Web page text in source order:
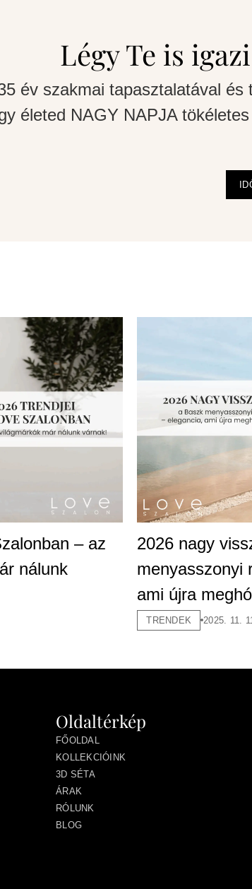
Légy Te is
év szakmai tapasztalatával
életed NAGY NAPJA
– az
nálunk
2026 nagy
menyasszonyi
ami újra
TRENDEK 2025. 11.
Oldaltérkép
FŐOLDAL
KOLLEKCIÓINK
3D SÉTA
ÁRAK
RÓLUNK
BLOG